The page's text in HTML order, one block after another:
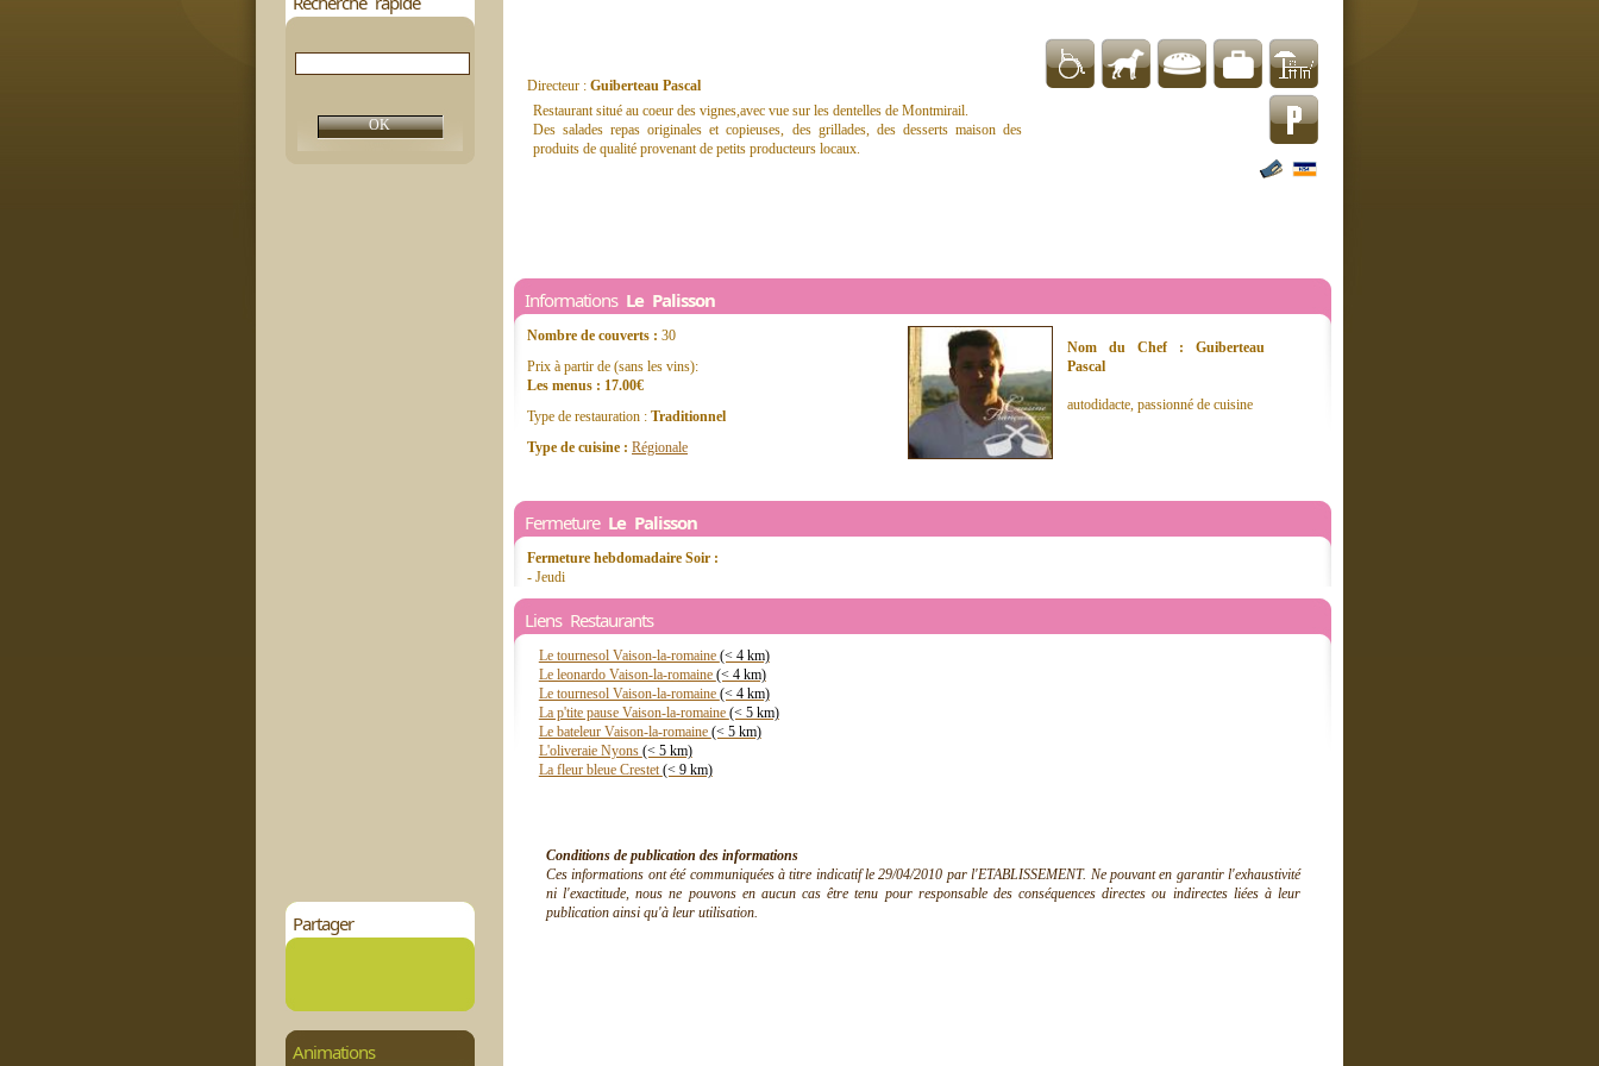
Partager
Animations
Directeur : Guiberteau Pascal
Restaurant situé au coeur des vignes,avec vue sur les dentelles de Montmirail.
Des salades repas originales et copieuses, des grillades, des desserts maison des
produits de qualité provenant de petits producteurs locaux.
Informations Le Palisson
Nombre de couverts : 30
Prix à partir de (sans les vins):
Les menus : 17.00€
Type de restauration : Traditionnel
Type de cuisine : Régionale
Nom du Chef : Guiberteau
Pascal
autodidacte, passionné de cuisine
Fermeture Le Palisson
Fermeture hebdomadaire Soir :
- Jeudi
Liens Restaurants
Le tournesol Vaison-la-romaine (< 4 km)
Le leonardo Vaison-la-romaine (< 4 km)
Le tournesol Vaison-la-romaine (< 4 km)
La p'tite pause Vaison-la-romaine (< 5 km)
Le bateleur Vaison-la-romaine (< 5 km)
L'oliveraie Nyons (< 5 km)
La fleur bleue Crestet(< 9 km)
Conditions de publication des informations
Ces informations ont été communiquées à titre indicatif le 29/04/2010 par l'ETABLISSEMENT. Ne pouvant en garantir l'exhaustivité
ni l'exactitude, nous ne pouvons en aucun cas être tenu pour responsable des conséquences directes ou indirectes liées à leur
publication ainsi qu'à leur utilisation.